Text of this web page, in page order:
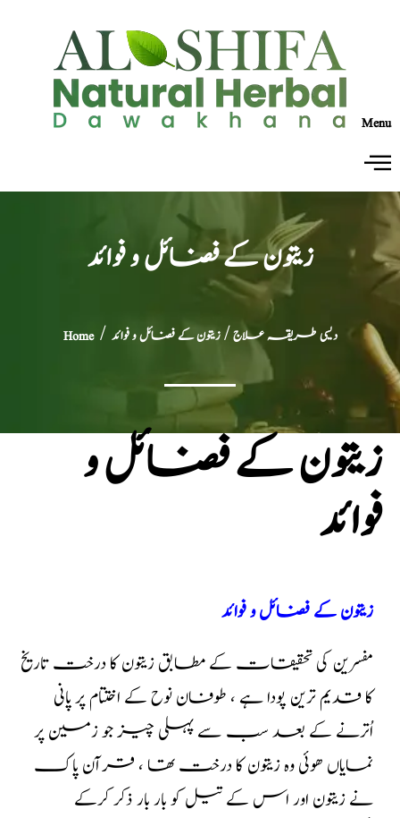
Menu
زیتون کے فضائل و فوائد
Home/ دیسی طریقہ علاج/ زیتون کے فضائل و فوائد
زیتون کے فضائل و
فوائد
زیتون کے فضائل و فوائد
مفسرین کی تحقیقات کے مطابق زیتون کا درخت تاریخ
کا قدیم ترین پودا ہے ، طوفان نوح کے اختتامپر پانی
اُترنے کے بعد سب سے پہلی چیز جو زمین پر
نمایاں ھوئی وہ زیتون کا درخت تھا ، قرآن پاک
نے زیتون اور اس کے تیل کو بار بار ذکر کرکے